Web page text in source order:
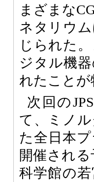
まざまな
ネタリウ
じられた
ジタル機
れたこと
次回のJPS
て、ミノ
た全日本
開催され
科学館の